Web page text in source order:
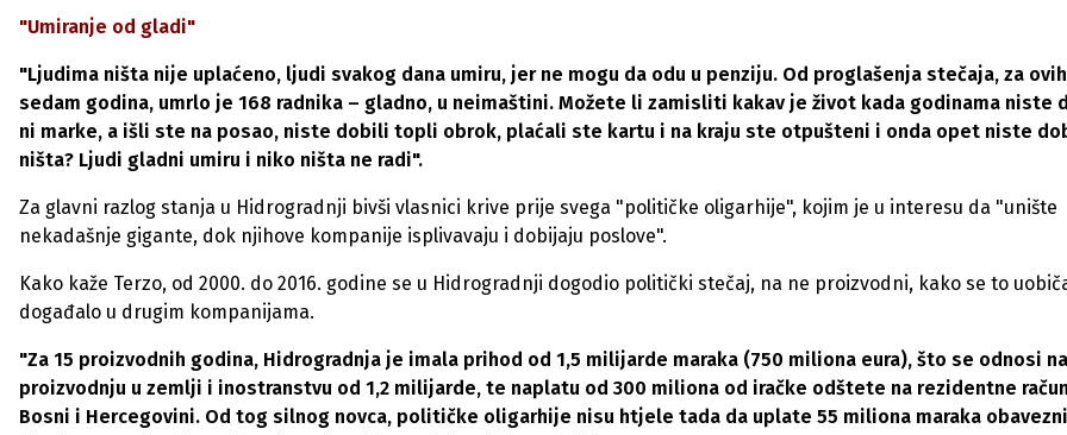
"Umiranje od gladi"
"Ljudima ništa nije uplaćeno, ljudi svakog dana umiru, jer ne mogu da odu u penziju. Od proglašenja stečaja, za ovih
sedam godina, umrlo je 168 radnika – gladno, u neimaštini. Možete li zamisliti kakav je život kada godinama niste
ni marke, a išli ste na posao, niste dobili topli obrok, plaćali ste kartu i na kraju ste otpušteni i onda opet niste
ništa? Ljudi gladni umiru i niko ništa ne radi".
Za glavni razlog stanja u Hidrogradnji bivši vlasnici krive prije svega "političke oligarhije", kojim je u interesu da "unište
nekadašnje gigante, dok njihove kompanije isplivavaju i dobijaju poslove".
Kako kaže Terzo, od 2000. do 2016. godine se u Hidrogradnji dogodio politički stečaj, na ne proizvodni, kako se to
događalo u drugim kompanijama.
"Za 15 proizvodnih godina, Hidrogradnja je imala prihod od 1,5 milijarde maraka (750 miliona eura), što se odnosi na
proizvodnju u zemlji i inostranstvu od 1,2 milijarde, te naplatu od 300 miliona od iračke odštete na rezidentne
Bosni i Hercegovini. Od tog silnog novca, političke oligarhije nisu htjele tada da uplate 55 miliona maraka